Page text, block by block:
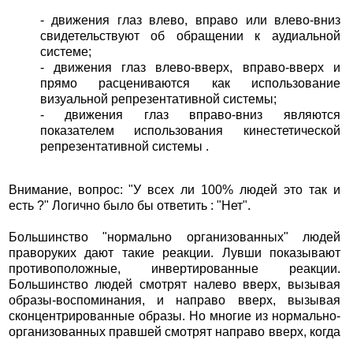
- движения глаз влево, вправо или влево-вниз
свидетельствуют об обращении к аудиальной
системе;
- движения глаз влево-вверх, вправо-вверх и
прямо расцениваются как использование
визуальной репрезентативной системы;
- движения глаз вправо-вниз являются
показателем использования кинестетической
репрезентативной системы .
Внимание, вопрос: "У всех ли 100% людей это так и
есть ?" Логично было бы ответить : "Нет".
Большинство "нормально организованных" людей
праворуких дают такие реакции. Лувши показывают
противоположные, инвертированные реакции.
Большинство людей смотрят налево вверх, вызывая
образы-воспоминания, и направо вверх, вызывая
сконцентрированные образы. Но многие из нормально-
организованных правшей смотрят направо вверх, когда